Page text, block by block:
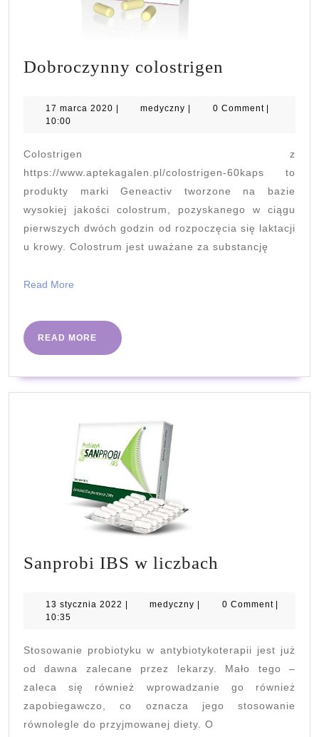
Dobroczynny colostrigen
17 marca 2020 17
medyczny medyczny0 Comment
10:00
Colostrigen z
https://www.aptekagalen.pl/colostrigen-60kaps to
produkty marki Geneactiv tworzone na bazie
wysokiej jakości colostrum, pozyskanego w ciągu
pierwszych dwóch godzin od rozpoczęcia się laktacji
u krowy. Colostrum jest uważane za substancję
Read More
READ MORE
READ
MORE
Sanprobi IBS w liczbach
w
13 stycznia 2022 13
medyczny medyczny0 Comment
10:35
Stosowanie probiotyku w antybiotykoterapii jest już
od dawna zalecane przez lekarzy. Mało tego –
zaleca się również wprowadzanie go również
zapobiegawczo, co oznacza jego stosowanie
równolegle do przyjmowanej diety. O